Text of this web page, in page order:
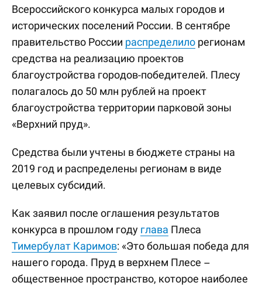
Всероссийского конкурса малых городов и
исторических поселений России. В сентябре
правительство России распределило регионам
средства на реализацию проектов
благоустройства городов-победителей. Плесу
полагалось до 50 млн рублей на проект
благоустройства территории парковой зоны
«Верхний пруд».
Средства были учтены в бюджете страны на
2019 год и распределены регионам в виде
целевых субсидий.
Как заявил после оглашения результатов
конкурса в прошлом году глава Плеса
Тимербулат Каримов: «Это большая победа для
нашего города. Пруд в верхнем Плесе –
общественное пространство, которое наиболее